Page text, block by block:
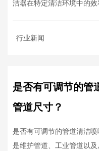
洁器在特定清洁环境中的
行业新闻
是否有可调节的管
管道尺寸？
是否有可调节的管道清洁
是维护管道、工业管道以